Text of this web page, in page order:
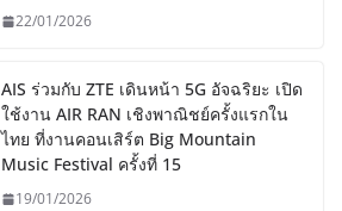
22/01/2026
AIS ร่วมกับ ZTE เดินหน้า 5G อัจฉริยะ เปิด
ใช้งาน AIR RAN เชิงพาณิชย์ครั้งแรกใน
ไทย ที่งานคอนเสิร์ต Big Mountain
Music Festival ครั้งที่ 15
19/01/2026